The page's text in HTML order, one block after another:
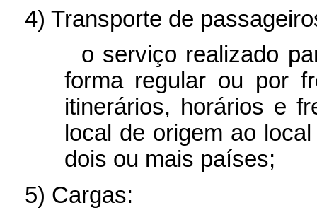
4) Transporte de
o serviço realizado
forma regular ou por
itinerários, horários e
local de origem ao
dois ou mais países;
5) Cargas: